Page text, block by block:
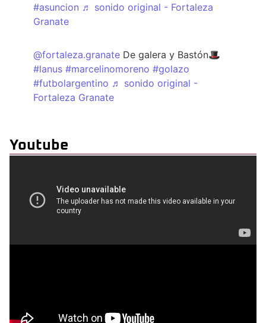
#asuncion ♬ sonido original - Fortaleza
Granate
@fortaleza.granate De galera y Bastón🎩
#lanus #marcelinomoreno #golazo
#futbolargentino ♬ sonido original -
Fortaleza Granate
Youtube